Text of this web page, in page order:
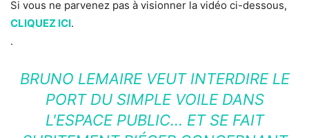
Si vous ne parvenez pas à visionner la vidéo ci-dessous,
CLIQUEZ ICI.
.
BRUNO LEMAIRE VEUT INTERDIRE LE
PORT DU SIMPLE VOILE DANS
L'ESPACE PUBLIC… ET SE FAIT